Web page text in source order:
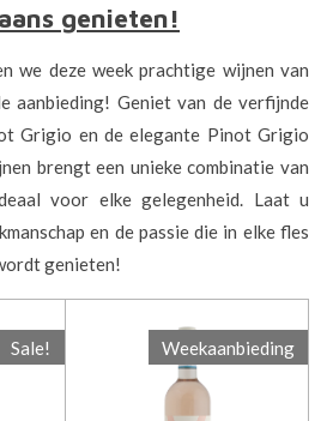
genieten!
we deze week prachtige wijnen van
aanbieding! Geniet van de verfijnde
Grigio en de elegante Pinot Grigio
brengt een unieke combinatie van
voor elke gelegenheid. Laat u
en de passie die in elke fles
genieten!
Sale! Weekaanbieding